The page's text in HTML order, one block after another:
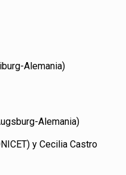
Alemania)
Alemania)
y Cecilia Castro